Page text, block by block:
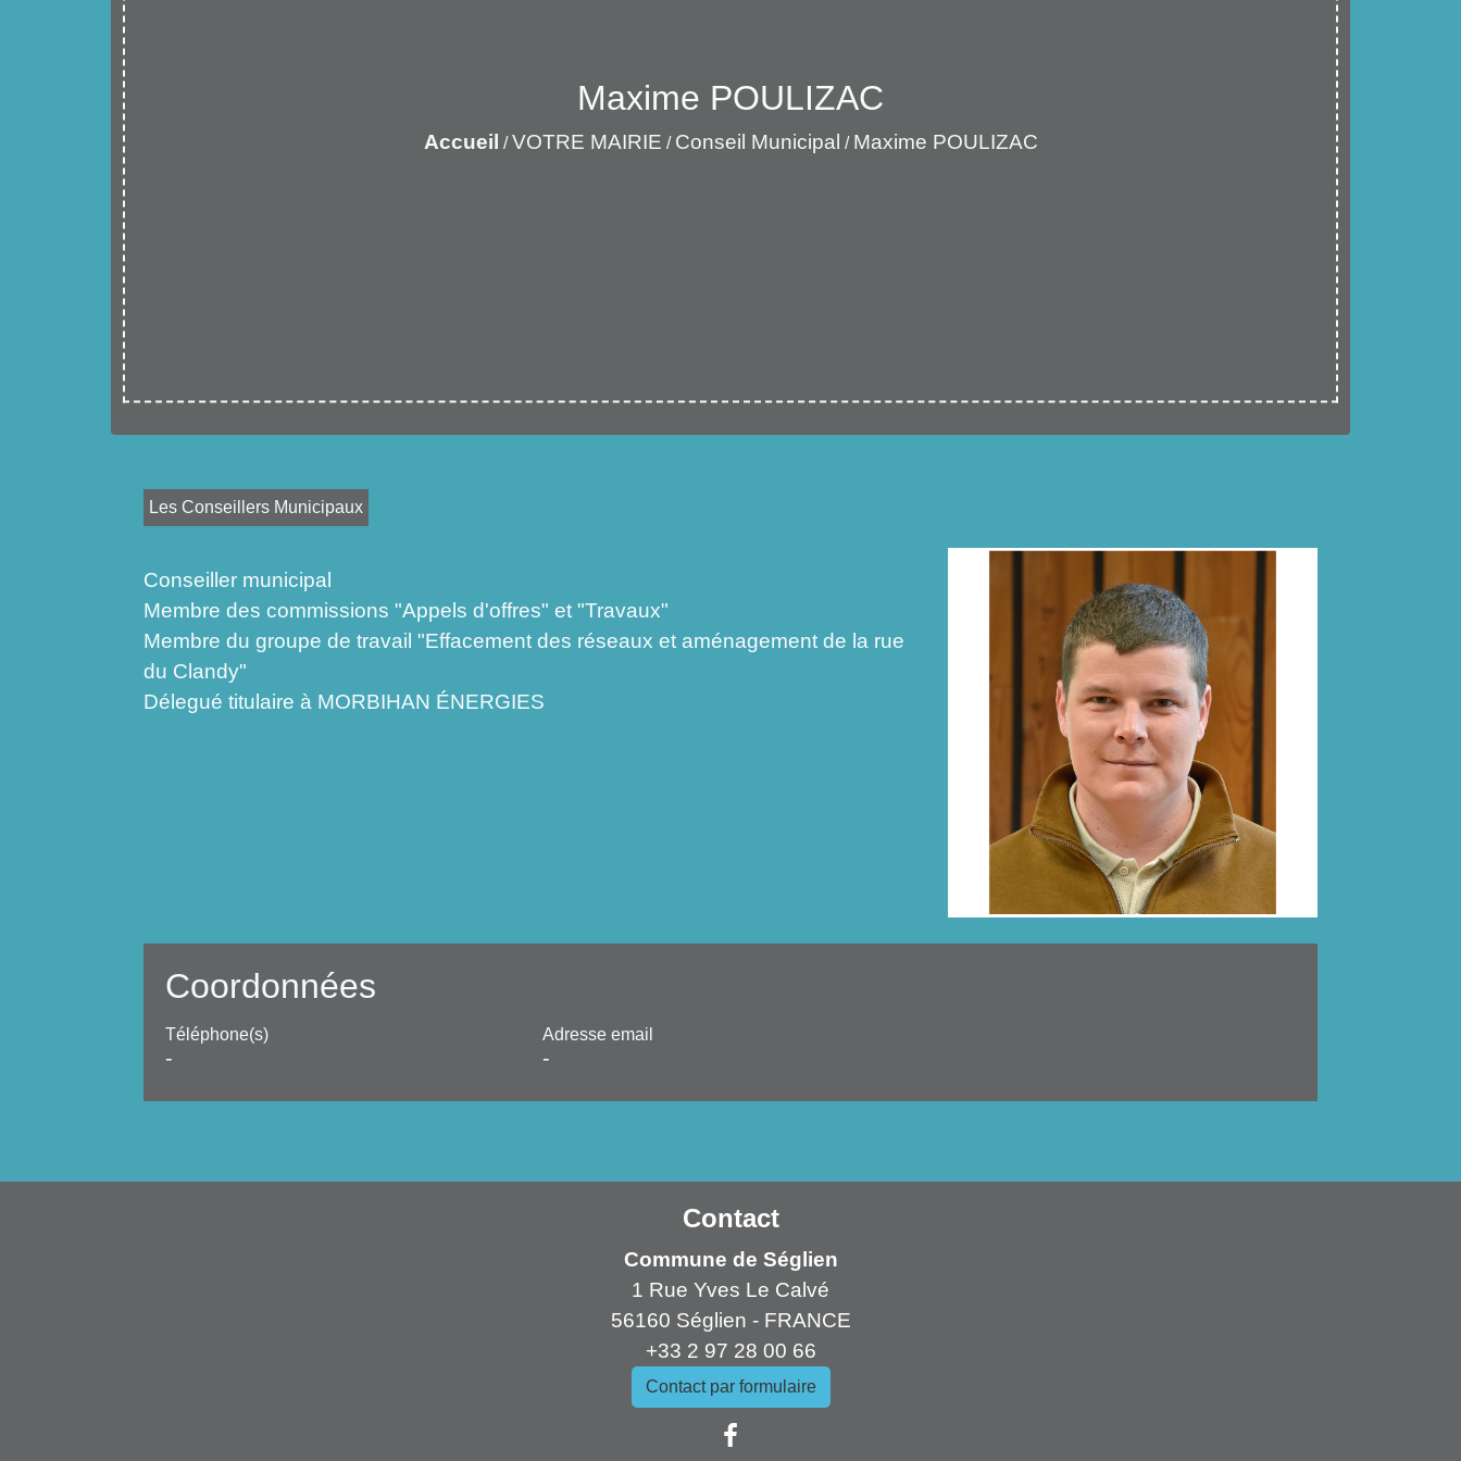
Maxime POULIZAC
Accueil /VOTRE MAIRIE / Conseil Municipal / Maxime POULIZAC
Les Conseillers Municipaux
Conseiller municipal
Membre des commissions "Appels d'offres" et "Travaux"
Membre du groupe de travail "Effacement des réseaux et aménagement de la rue
du Clandy"
Délegué titulaire à MORBIHAN ÉNERGIES
Coordonnées
Téléphone(s)
-
Adresse email
-
Contact
Commune de Séglien
1 Rue Yves Le Calvé
56160 Séglien - FRANCE
+33 2 97 28 00 66
Contact par formulaire